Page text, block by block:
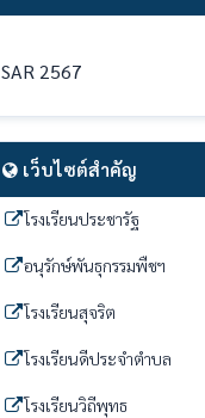
SAR 2567
เว็บไซต์สำคัญ
โรงเรียนประชารัฐ
อนุรักษ์พันธุกรรมพืชฯ
โรงเรียนสุจริต
โรงเรียนดีประจำตำบล
โรงเรียนวิถีพุทธ